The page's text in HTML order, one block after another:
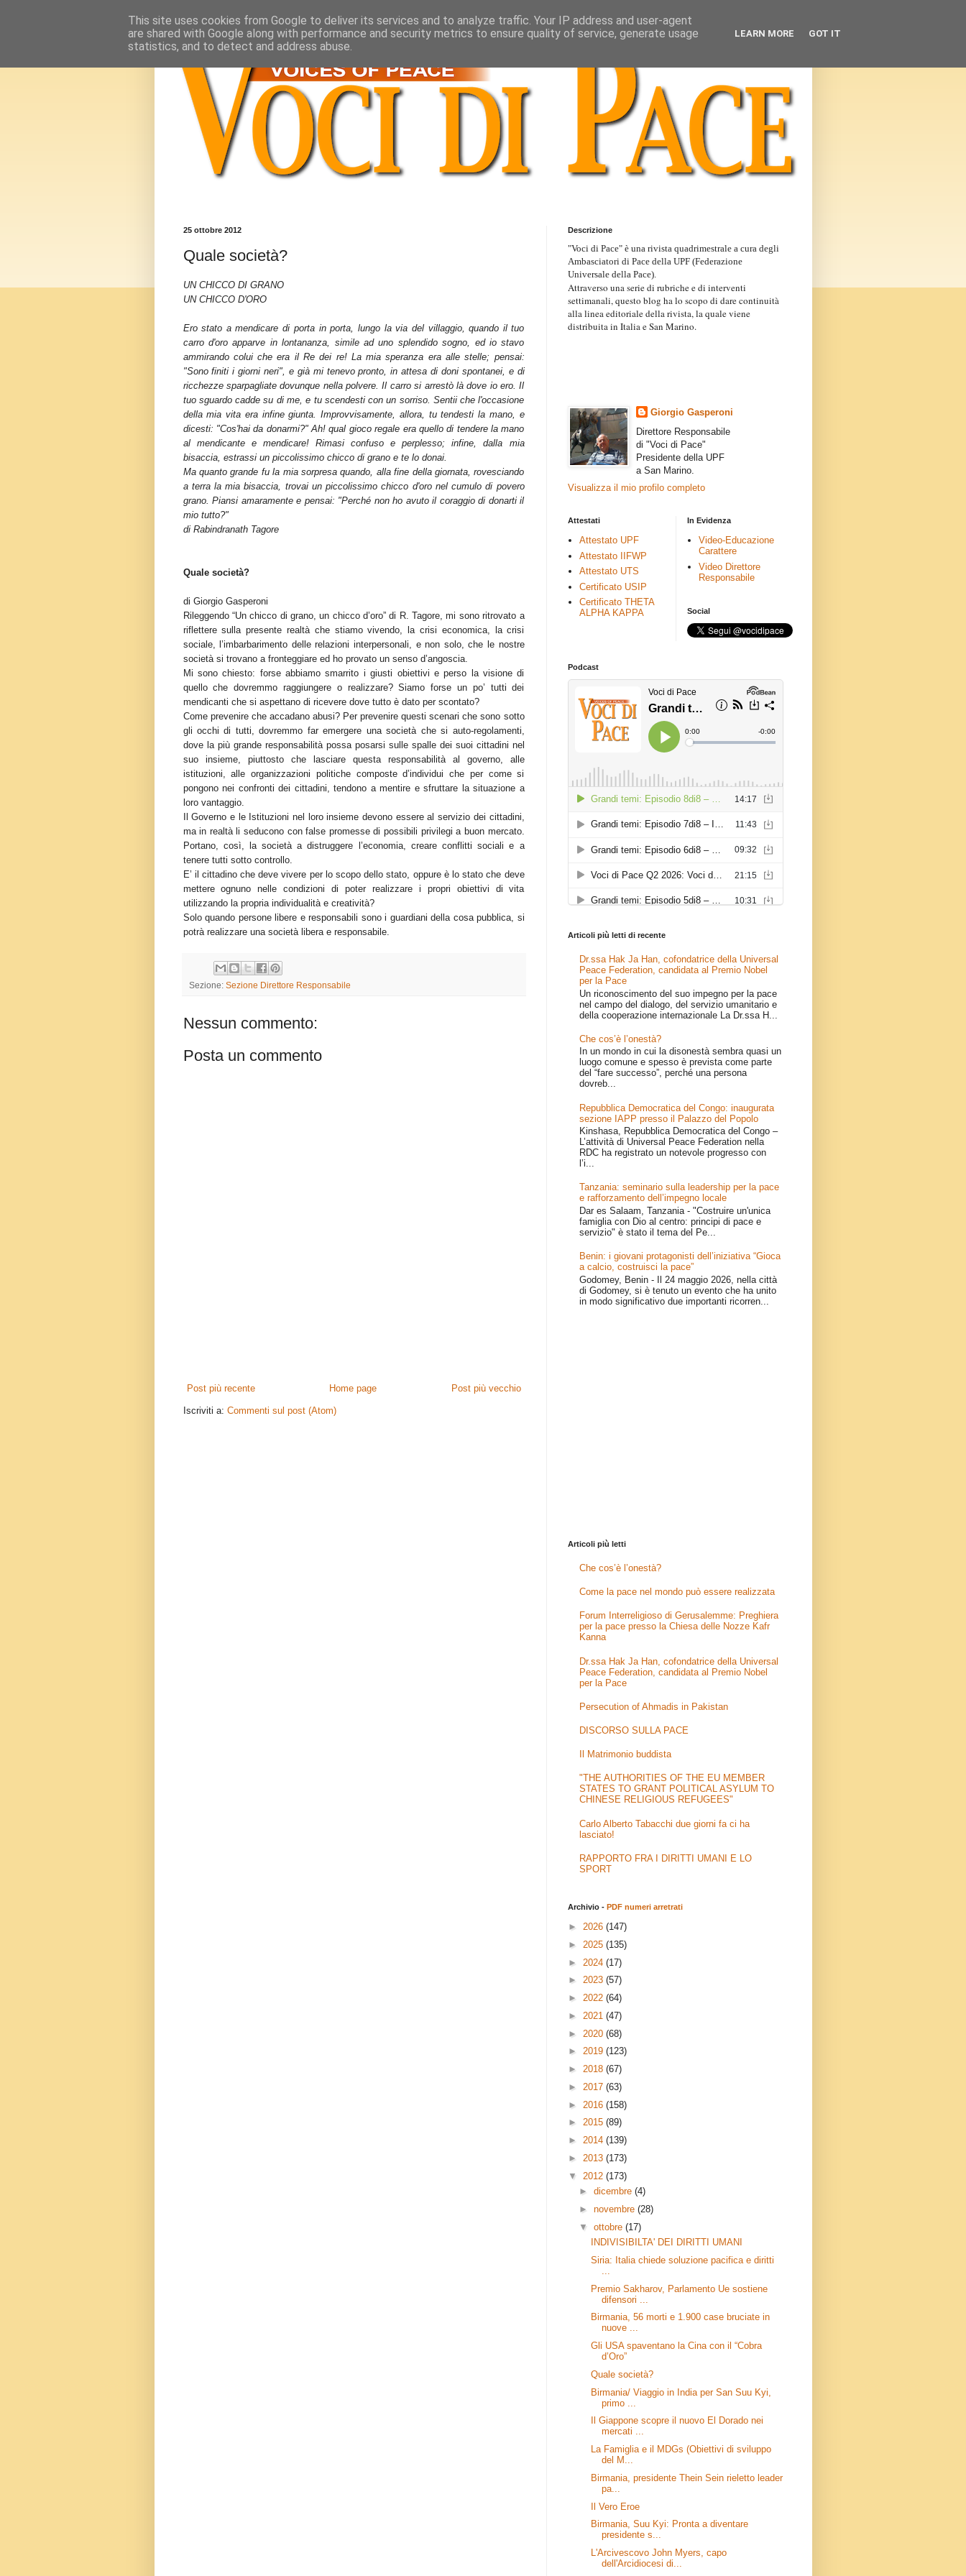
25 ottobre 2012
Quale società?
UN CHICCO DI GRANO
UN CHICCO D'ORO
Ero stato a mendicare di porta in porta, lungo la via del villaggio, quando il tuo
carro d'oro apparve in lontananza, simile ad uno splendido sogno, ed io stavo
ammirando colui che era il Re dei re! La mia speranza era alle stelle; pensai:
"Sono finiti i giorni neri", e già mi tenevo pronto, in attesa di doni spontanei, e di
ricchezze sparpagliate dovunque nella polvere. Il carro si arrestò là dove io ero. Il
tuo sguardo cadde su di me, e tu scendesti con un sorriso. Sentii che l'occasione
della mia vita era infine giunta. Improvvisamente, allora, tu tendesti la mano, e
dicesti: "Cos'hai da donarmi?" Ah! qual gioco regale era quello di tendere la mano
al mendicante e mendicare! Rimasi confuso e perplesso; infine, dalla mia
bisaccia, estrassi un piccolissimo chicco di grano e te lo donai.
Ma quanto grande fu la mia sorpresa quando, alla fine della giornata, rovesciando
a terra la mia bisaccia, trovai un piccolissimo chicco d'oro nel cumulo di povero
grano. Piansi amaramente e pensai: "Perché non ho avuto il coraggio di donarti il
mio tutto?"
di Rabindranath Tagore
Quale società?
di Giorgio Gasperoni
Rileggendo “Un chicco di grano, un chicco d’oro” di R. Tagore, mi sono ritrovato a
riflettere sulla presente realtà che stiamo vivendo, la crisi economica, la crisi
sociale, l’imbarbarimento delle relazioni interpersonali, e non solo, che le nostre
società si trovano a fronteggiare ed ho provato un senso d’angoscia.
Mi sono chiesto: forse abbiamo smarrito i giusti obiettivi e perso la visione di
quello che dovremmo raggiungere o realizzare? Siamo forse un po’ tutti dei
mendicanti che si aspettano di ricevere dove tutto è dato per scontato?
Come prevenire che accadano abusi? Per prevenire questi scenari che sono sotto
gli occhi di tutti, dovremmo far emergere una società che si auto-regolamenti,
dove la più grande responsabilità possa posarsi sulle spalle dei suoi cittadini nel
suo insieme, piuttosto che lasciare questa responsabilità al governo, alle
istituzioni, alle organizzazioni politiche composte d’individui che per come si
pongono nei confronti dei cittadini, tendono a mentire e sfruttare la situazione a
loro vantaggio.
Il Governo e le Istituzioni nel loro insieme devono essere al servizio dei cittadini,
ma in realtà li seducono con false promesse di possibili privilegi a buon mercato.
Portano, così, la società a distruggere l’economia, creare conflitti sociali e a
tenere tutti sotto controllo.
E’ il cittadino che deve vivere per lo scopo dello stato, oppure è lo stato che deve
mettere ognuno nelle condizioni di poter realizzare i propri obiettivi di vita
utilizzando la propria individualità e creatività?
Solo quando persone libere e responsabili sono i guardiani della cosa pubblica, si
potrà realizzare una società libera e responsabile.
Sezione: Sezione Direttore Responsabile
Nessun commento:
Posta un commento
Post più recente Post più vecchio
Home page
Iscriviti a: Commenti sul post (Atom)
Descrizione
"Voci di Pace" è una rivista quadrimestrale a cura degli
Ambasciatori di Pace della UPF (Federazione
Universale della Pace).
Attraverso una serie di rubriche e di interventi
settimanali, questo blog ha lo scopo di dare continuità
alla linea editoriale della rivista, la quale viene
distribuita in Italia e San Marino.
Giorgio Gasperoni
Direttore Responsabile
di "Voci di Pace"
Presidente della UPF
a San Marino.
Visualizza il mio profilo completo
Attestati
Attestato UPF
Attestato IIFWP
Attestato UTS
Certificato USIP
Certificato THETA
ALPHA KAPPA
In Evidenza
Video-Educazione
Carattere
Video Direttore
Responsabile
Social
Podcast
Articoli più letti di recente
Dr.ssa Hak Ja Han, cofondatrice della Universal
Peace Federation, candidata al Premio Nobel
per la Pace
Un riconoscimento del suo impegno per la pace
nel campo del dialogo, del servizio umanitario e
della cooperazione internazionale La Dr.ssa H...
Che cos’è l’onestà?
In un mondo in cui la disonestà sembra quasi un
luogo comune e spesso è prevista come parte
del “fare successo”, perché una persona
dovreb...
Repubblica Democratica del Congo: inaugurata
sezione IAPP presso il Palazzo del Popolo
Kinshasa, Repubblica Democratica del Congo –
L’attività di Universal Peace Federation nella
RDC ha registrato un notevole progresso con
l’i...
Tanzania: seminario sulla leadership per la pace
e rafforzamento dell’impegno locale
Dar es Salaam, Tanzania - "Costruire un'unica
famiglia con Dio al centro: principi di pace e
servizio" è stato il tema del Pe...
Benin: i giovani protagonisti dell’iniziativa “Gioca
a calcio, costruisci la pace”
Godomey, Benin - Il 24 maggio 2026, nella città
di Godomey, si è tenuto un evento che ha unito
in modo significativo due importanti ricorren...
Articoli più letti
Che cos’è l’onestà?
Come la pace nel mondo può essere realizzata
Forum Interreligioso di Gerusalemme: Preghiera
per la pace presso la Chiesa delle Nozze Kafr
Kanna
Dr.ssa Hak Ja Han, cofondatrice della Universal
Peace Federation, candidata al Premio Nobel
per la Pace
Persecution of Ahmadis in Pakistan
DISCORSO SULLA PACE
Il Matrimonio buddista
"THE AUTHORITIES OF THE EU MEMBER
STATES TO GRANT POLITICAL ASYLUM TO
CHINESE RELIGIOUS REFUGEES"
Carlo Alberto Tabacchi due giorni fa ci ha
lasciato!
RAPPORTO FRA I DIRITTI UMANI E LO
SPORT
Archivio - PDF numeri arretrati
► 2026 (147)
► 2025 (135)
► 2024 (17)
► 2023 (57)
► 2022 (64)
► 2021 (47)
► 2020 (68)
► 2019 (123)
► 2018 (67)
► 2017 (63)
► 2016 (158)
► 2015 (89)
► 2014 (139)
► 2013 (173)
▼ 2012 (173)
►dicembre(4)
►novembre(28)
▼ottobre(17)
INDIVISIBILTA' DEI DIRITTI UMANI
Siria: Italia chiede soluzione pacifica e diritti
Premio Sakharov, Parlamento Ue sostiene
difensori ...
Birmania, 56 morti e 1.900 case bruciate in
nuove ...
Gli USA spaventano la Cina con il “Cobra
d’Oro”
Quale società?
Birmania/ Viaggio in India per San Suu Kyi,
primo ...
Il Giappone scopre il nuovo El Dorado nei
mercati ...
La Famiglia e il MDGs (Obiettivi di sviluppo
del M...
Birmania, presidente Thein Sein rieletto leader
pa...
Il Vero Eroe
Birmania, Suu Kyi: Pronta a diventare
presidente s...
L'Arcivescovo John Myers, capo
dell'Arcidiocesi di...
This site uses cookies from Google to deliver its services and to analyze traffic. Your IP address and user-agent
are shared with Google along with performance and security metrics to ensure quality of service, generate usage
statistics, and to detect and address abuse.
LEARN MORE GOT IT